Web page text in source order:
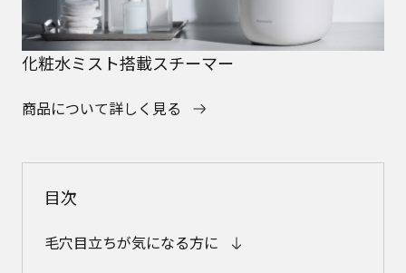
化粧水ミスト搭載スチーマー
商品について詳しく見る
目次
毛穴目立ちが気になる方に